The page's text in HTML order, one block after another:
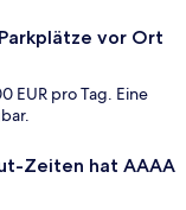
vor Ort
EUR pro Tag. Eine
Zeiten hat AAAA